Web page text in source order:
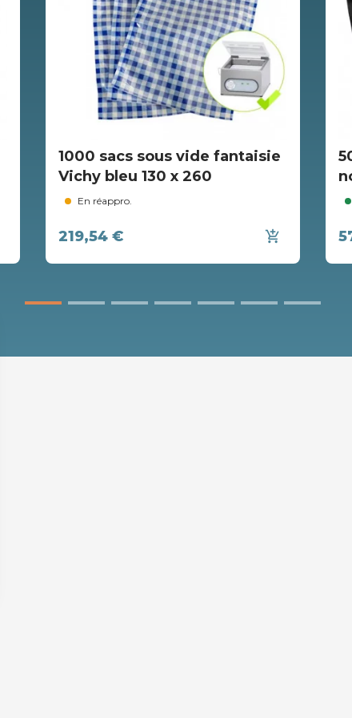
1000 sacs sous vide fantaisie
Vichy bleu 130 x 260
En réappro.
219,54 € add_shopping_cart